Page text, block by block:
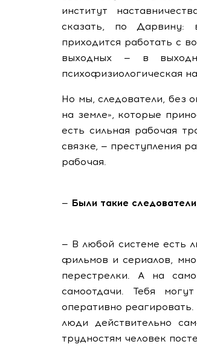
институт
сказать, по Дарвину:
приходится работать с
выходных — в
психофизиологическая
Но мы, следователи, без
на земле», которые
есть сильная рабочая
связке, — преступления
рабочая.
— Были такие
— В любой системе есть
фильмов и сериалов,
перестрелки. А на
самоотдачи. Тебя
оперативно
люди действительно
трудностям человек